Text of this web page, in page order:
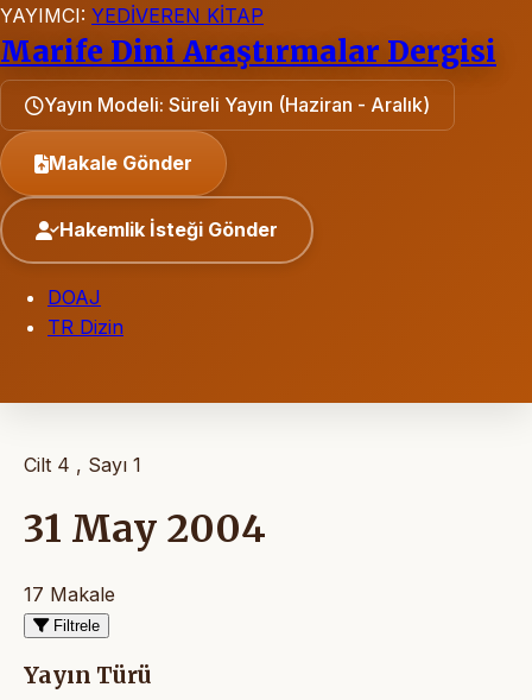
YAYIMCI: YEDİVEREN KİTAP
Marife Dini Araştırmalar Dergisi
Yayın Modeli: Süreli Yayın (Haziran - Aralık)
Makale Gönder
Hakemlik İsteği Gönder
DOAJ
TR Dizin
Cilt 4 , Sayı 1
31 May 2004
17 Makale
Filtrele
Yayın Türü